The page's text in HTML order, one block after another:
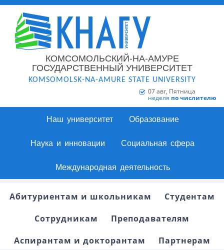
КОМСОМОЛЬСКИЙ-НА-АМУРЕ
ГОСУДАРСТВЕННЫЙ УНИВЕРСИТЕТ
KOMSOMOLSK-NA-AMURE STATE UNIVERSITY
07 авг, Пятница
неделя по числителю
Наш университет Образование
Наука и инновации Социальная сфера
Международная деятельность
Абитуриентам и школьникам
Студентам
Сотрудникам
Преподавателям
Аспирантам и докторантам
Партнерам